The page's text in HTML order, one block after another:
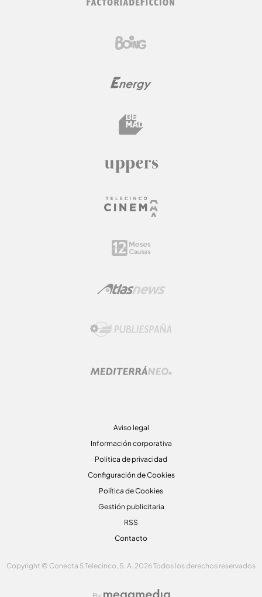
Aviso legal
Información corporativa
Politica de privacidad
Configuración de Cookies
Política de Cookies
Gestión publicitaria
RSS
Contacto
Copyright © Conecta 5 Telecinco, S. A. 2026 Todos los derechos reservados
By